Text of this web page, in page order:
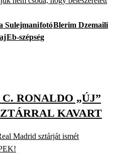
SulejmanifotóBlerim Dzemaili
Eb-szépség
RONALDO „ÚJ”
KAVART
Madrid sztárját ismét